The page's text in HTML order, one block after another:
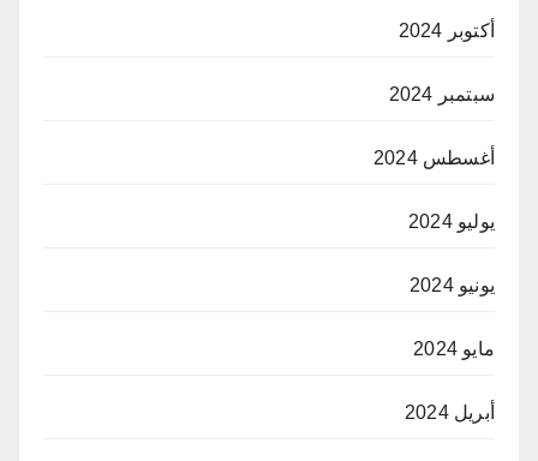
أكتوبر 2024
سبتمبر 2024
أغسطس 2024
يوليو 2024
يونيو 2024
مايو 2024
أبريل 2024